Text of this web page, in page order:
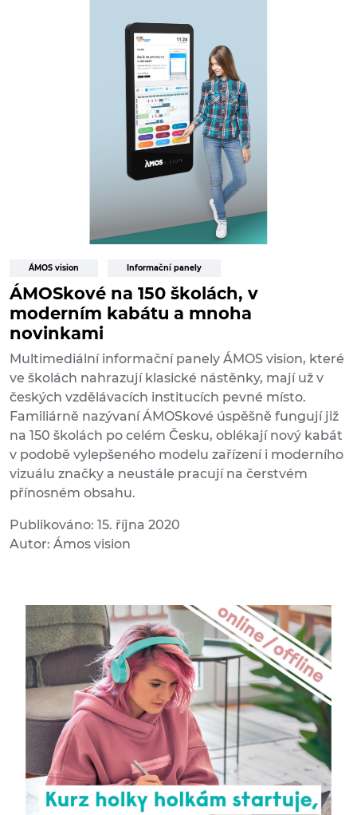
ÁMOS vision Informační panely
ÁMOSkové na 150 školách, v
moderním kabátu a mnoha
novinkami
Multimediální informační panely ÁMOS vision, které
ve školách nahrazují klasické nástěnky, mají už v
českých vzdělávacích institucích pevné místo.
Familiárně nazývaní ÁMOSkové úspěšně fungují již
na 150 školách po celém Česku, oblékají nový kabát
v podobě vylepšeného modelu zařízení i moderního
vizuálu značky a neustále pracují na čerstvém
přínosném obsahu.
Publikováno: 15. října 2020
Autor: Ámos vision